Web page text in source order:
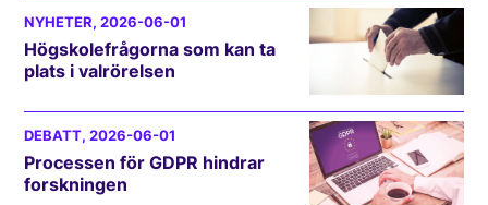
NYHETER, 2026-06-01
Högskolefrågorna som kan ta
plats i valrörelsen
DEBATT, 2026-06-01
Processen för GDPR hindrar
forskningen